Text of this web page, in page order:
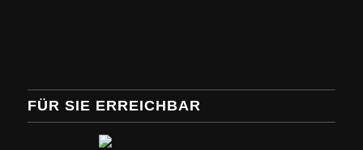
FÜR SIE ERREICHBAR